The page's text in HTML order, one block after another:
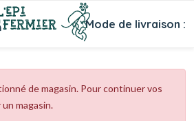
Mode de livraison :
de magasin. Pour continuer vos
magasin.